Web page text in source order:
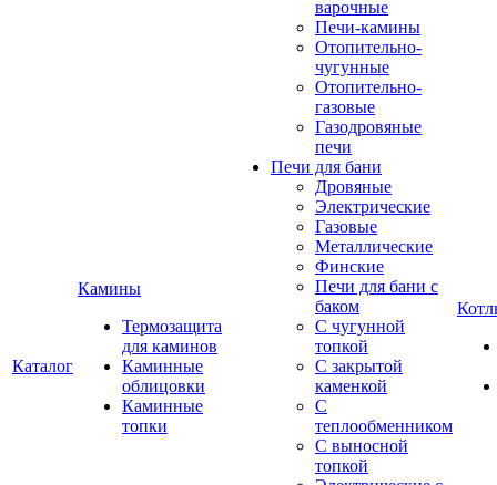
Каталог
Камины
Термозащита
для каминов
Каминные
облицовки
Каминные
топки
варочные
Печи-камины
Отопительно-
чугунные
Отопительно-
газовые
Газодровяные
печи
Печи для бани
Дровяные
Электрические
Газовые
Металлические
Финские
Печи для бани с
баком
С чугунной
топкой
С закрытой
каменкой
С
теплообменником
С выносной
топкой